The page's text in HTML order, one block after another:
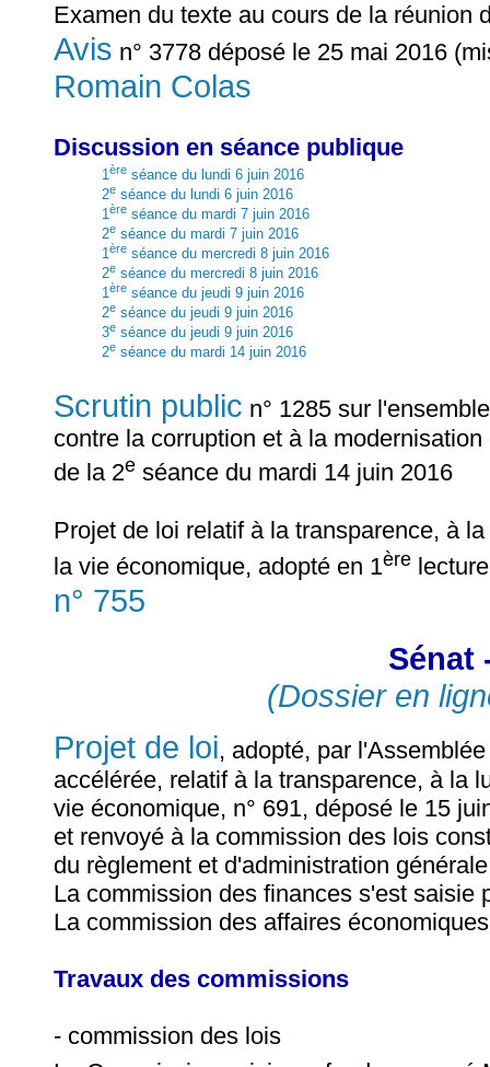
Examen du texte au cours de la réunion
Avis n° 3778 déposé le 25 mai 2016
Romain Colas
Discussion en séance publique
1ère séance du lundi 6 juin 2016
2e séance du lundi 6 juin 2016
1ère séance du mardi 7 juin 2016
2e séance du mardi 7 juin 2016
1ère séance du mercredi 8 juin 2016
2e séance du mercredi 8 juin 2016
1ère séance du jeudi 9 juin 2016
2e séance du jeudi 9 juin 2016
3e séance du jeudi 9 juin 2016
2e séance du mardi 14 juin 2016
Scrutin public n° 1285 sur
contre la corruption et à la
de la 2e séance du mardi 14 juin 2016
Projet de loi relatif à la transparence, à
la vie économique, adopté en 1ère
n° 755
Sénat
(Dossier en
Projet de loi, adopté, par
accélérée, relatif à la transparence, à la
vie économique, n° 691, déposé le 15
et renvoyé à la commission des lois
du règlement et d'administration générale
La commission des finances s'est saisie
La commission des affaires
Travaux des commissions
- commission des lois